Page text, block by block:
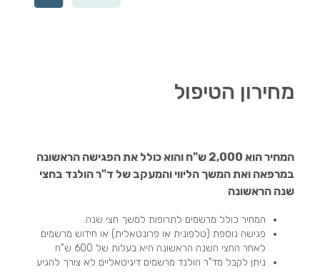
מחירון הטיפול
המחיר הוא 2,000 ש"ח והוא כולל את הפגישה הראשונה
במרפאה ואת המשך הליווי והמעקב של ד"ר הולנד בחצי
שנה הראשונה
המחיר כולל מרשמים לתרופות למשך חצי שנה.
פגישה נוספת (טלפונית או פרונטאלית) או חידוש מרשמים
לאחר החצי השנה הראשונה היא בעלות של 600 ש"ח
ניתן לקבל מד"ר הולנד מרשמים דיגיטאליים לא צורך להגיע